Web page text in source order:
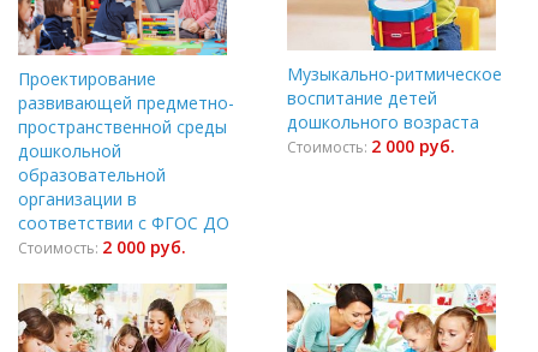
Проектирование
развивающей предметно-
пространственной среды
дошкольной
образовательной
организации в
соответствии с ФГОС ДО
Стоимость: 2 000 руб.
Музыкально-ритмическое
воспитание детей
дошкольного возраста
Стоимость: 2 000 руб.